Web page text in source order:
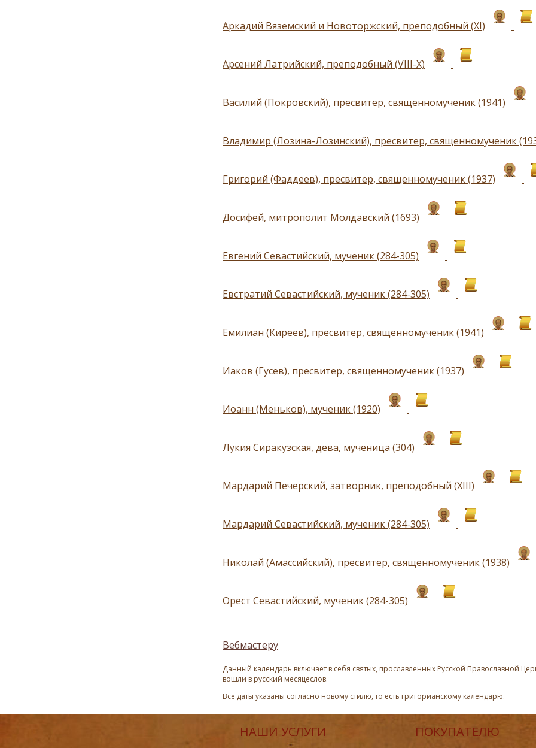
Аркадий Вяземский и Новоторжский, преподобный (ХI)
Арсений Латрийский, преподобный (VIII-Х)
Василий (Покровский), пресвитер, священномученик (1941)
Владимир (Лозина-Лозинский), пресвитер, священномученик
Григорий (Фаддеев), пресвитер, священномученик (1937)
Досифей, митрополит Молдавский (1693)
Евгений Севастийский, мученик (284-305)
Евстратий Севастийский, мученик (284-305)
Емилиан (Киреев), пресвитер, священномученик (1941)
Иаков (Гусев), пресвитер, священномученик (1937)
Иоанн (Меньков), мученик (1920)
Лукия Сиракузская, дева, мученица (304)
Мардарий Печерский, затворник, преподобный (ХIII)
Мардарий Севастийский, мученик (284-305)
Николай (Амассийский), пресвитер, священномученик (1938)
Орест Севастийский, мученик (284-305)
Вебмастеру
Данный календарь включает в себя святых, прославленных Русской Православной
вошли в русский месяцеслов.
Все даты указаны согласно новому стилю, то есть григорианскому календарю.
НАШИ УСЛУГИ ПОКУПАТЕЛЮ